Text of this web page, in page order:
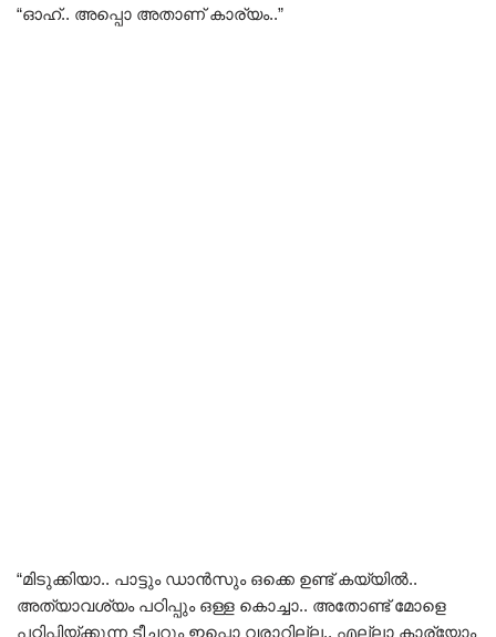
“ഓഹ്.. അപ്പൊ അതാണ് കാര്യം..”
“മിടുക്കിയാ.. പാട്ടും ഡാൻസും ഒക്കെ ഉണ്ട് കയ്യിൽ..
അത്യാവശ്യം പഠിപ്പും ഒള്ള കൊച്ചാ.. അതോണ്ട് മോളെ
പഠിപ്പിയ്ക്കുന്ന ടീച്ചറും ഇപ്പൊ വരാറില്ല.. എല്ലാ കാര്യോം